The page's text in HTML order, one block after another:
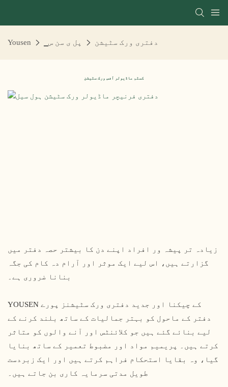
Yousen ▁پل ی سن س دفتری ورک سٹیشن
کسٹم ماڈیولر آفس ورک سٹیشن
زیادہ تر پیشہ ور افراد اپنے دن کا بیشتر حصہ دفتر میں
گزارتے ہیں، اس لیے ایک موثر اور آرام دہ کام کی جگہ
بنانا ضروری ہے۔
YOUSEN کے چیکنا اور جدید دفتری ورک سٹیشنز پورے
دفتر کے ماحول کو بہتر جمالیات کے ساتھ بلند کرنے کے
لیے بنائے گئے ہیں جو کلائنٹس اور آنے والوں کو متاثر
کرتے ہیں۔ پریمیم مواد اور مضبوط تعمیر کے ساتھ بنایا
گیا، وہ بقایا استحکام فراہم کرتے ہیں اور ایک زبردست
طویل مدتی سرمایہ کاری بن جاتے ہیں۔